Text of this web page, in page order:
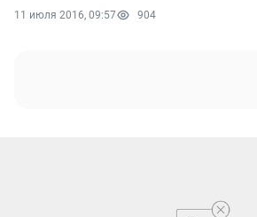
11 июля 2016, 09:57 904